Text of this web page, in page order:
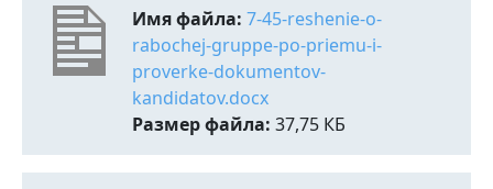
Имя файла: 7-45-reshenie-o-
rabochej-gruppe-po-priemu-i-
proverke-dokumentov-
kandidatov.docx
Размер файла: 37,75 КБ